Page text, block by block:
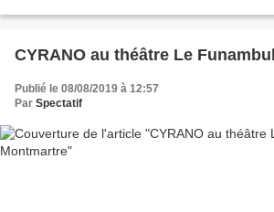
CYRANO au théâtre Le
Publié le 08/08/2019 à 12:57
Par Spectatif